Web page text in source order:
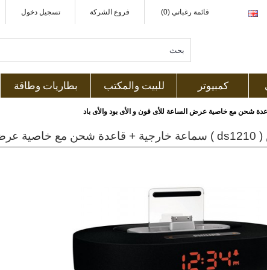
قائمة رغباتي (0) فروع الشركة تسجيل دخول
كمبيوتر للبيت والمكتب بطاريات وطاقة